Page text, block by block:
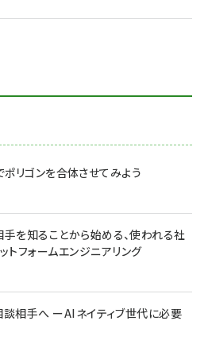
リゴンを合体させてみよう
手を知ることから始める、使われる社
フォームエンジニアリング
談相手へ ーAIネイティブ世代に必要